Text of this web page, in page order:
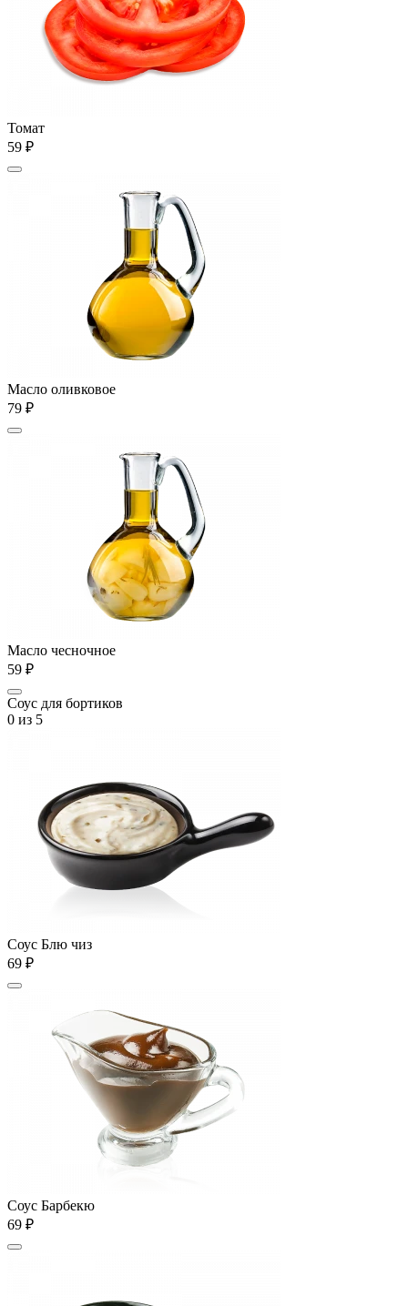
Томат
59 ₽
Масло оливковое
79 ₽
Масло чесночное
59 ₽
Соус для бортиков
0 из 5
Соус Блю чиз
69 ₽
Соус Барбекю
69 ₽